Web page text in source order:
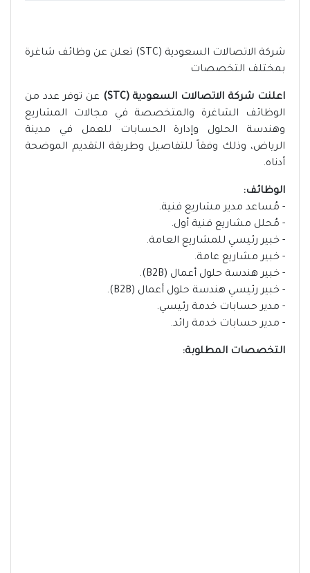
شركة الاتصالات السعودية (STC) تعلن عن وظائف شاغرة
بمختلف التخصصات
اعلنت شركة الاتصالات السعودية (STC)
عن توفر عدد من
الوظائف الشاغرة والمتخصصة في مجالات المشاريع
وهندسة الحلول وإدارة الحسابات للعمل في مدينة
الرياض، وذلك وفقاً للتفاصيل وطريقة التقديم الموضحة
أدناه.
الوظائف:
- مُساعد مدير مشاريع فنية.
- مُحلل مشاريع فنية أول.
- خبير رئيسي للمشاريع العامة.
- خبير مشاريع عامة.
- خبير هندسة حلول أعمال (B2B).
- خبير رئيسي هندسة حلول أعمال (B2B).
- مدير حسابات خدمة رئيسي.
- مدير حسابات خدمة رائد.
التخصصات المطلوبة: